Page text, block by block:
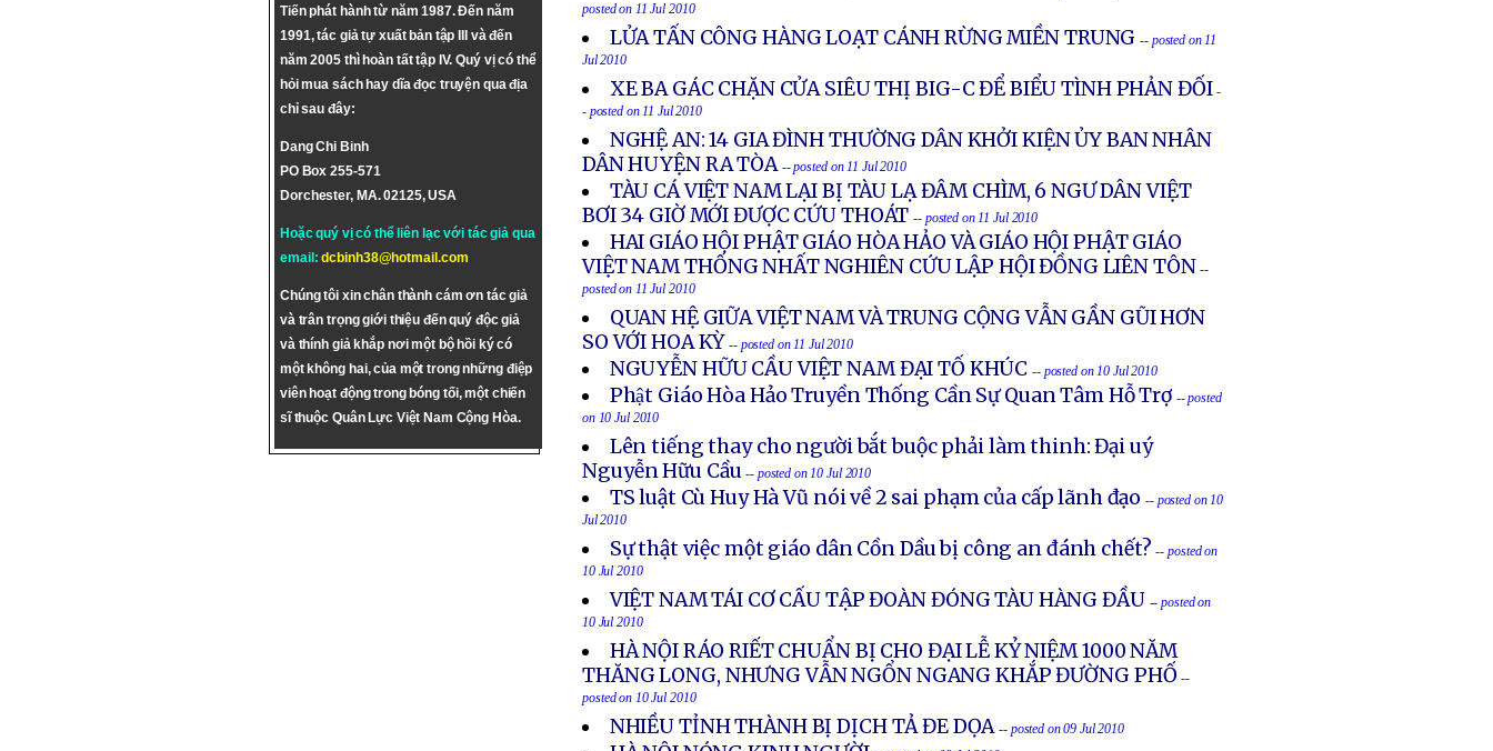
Tiến phát hành từ năm 1987. Đến năm
1991, tác giả tự xuất bản tập III và đến
năm 2005 thì hoàn tất tập IV. Quý vị có thể
hỏi mua sách hay dĩa đọc truyện qua địa
chỉ sau đây:
Dang Chi Binh
PO Box 255-571
Dorchester, MA. 02125, USA
Hoặc quý vị có thể liên lạc với tác giả qua
email:dcbinh38@hotmail.com
Chúng tôi xin chân thành cám ơn tác giả
và trân trọng giới thiệu đến quý độc giả
và thính giả khắp nơi một bộ hồi ký có
một không hai, của một trong những điệp
viên hoạt động trong bóng tối, một chiến
sĩ thuộc Quân Lực Việt Nam Cộng Hòa.
posted on 11 Jul 2010
LỬA TẤN CÔNG HÀNG LOẠT CÁNH RỪNG MIỀN TRUNG -- posted on 11
Jul 2010
XE BA GÁC CHẶN CỬA SIÊU THỊ BIG-C ĐỂ BIỂU TÌNH PHẢN ĐỐI -
- posted on 11 Jul 2010
NGHỆ AN: 14 GIA ĐÌNH THƯỜNG DÂN KHỞI KIỆN ỦY BAN NHÂN
DÂN HUYỆN RA TÒA -- posted on 11 Jul 2010
TÀU CÁ VIỆT NAM LẠI BỊ TÀU LẠ ĐÂM CHÌM, 6 NGƯ DÂN VIỆT
BƠI 34 GIỜ MỚI ĐƯỢC CỨU THOÁT-- posted on 11 Jul 2010
HAI GIÁO HỘI PHẬT GIÁO HÒA HẢO VÀ GIÁO HỘI PHẬT GIÁO
VIỆT NAM THỐNG NHẤT NGHIÊN CỨU LẬP HỘI ĐỒNG LIÊN TÔN --
posted on 11 Jul 2010
QUAN HỆ GIỮA VIỆT NAM VÀ TRUNG CỘNG VẪN GẦN GŨI HƠN
SO VỚI HOA KỲ-- posted on 11 Jul 2010
NGUYỄN HỮU CẦU VIỆT NAM ĐẠI TỐ KHÚC -- posted on 10 Jul 2010
Phật Giáo Hòa Hảo Truyền Thống Cần Sự Quan Tâm Hỗ Trợ -- posted
on 10 Jul 2010
Lên tiếng thay cho người bắt buộc phải làm thinh: Đại uý
Nguyễn Hữu Cầu -- posted on 10 Jul 2010
TS luật Cù Huy Hà Vũ nói về 2 sai phạm của cấp lãnh đạo-- posted on 10
Jul 2010
Sự thật việc một giáo dân Cồn Dầu bị công an đánh chết? -- posted on
10 Jul 2010
VIỆT NAM TÁI CƠ CẤU TẬP ĐOÀN ĐÓNG TÀU HÀNG ĐẦU -- posted on
10 Jul 2010
HÀ NỘI RÁO RIẾT CHUẨN BỊ CHO ĐẠI LỄ KỶ NIỆM 1000 NĂM
THĂNG LONG, NHƯNG VẪN NGỔN NGANG KHẮP ĐƯỜNG PHỐ--
posted on 10 Jul 2010
NHIỀU TỈNH THÀNH BỊ DỊCH TẢ ĐE DỌA -- posted on 09 Jul 2010